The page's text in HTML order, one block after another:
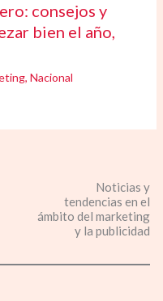
consejos y
bien el año,
,Nacional
Noticias y
tendencias en el
ámbito del marketing
y la publicidad